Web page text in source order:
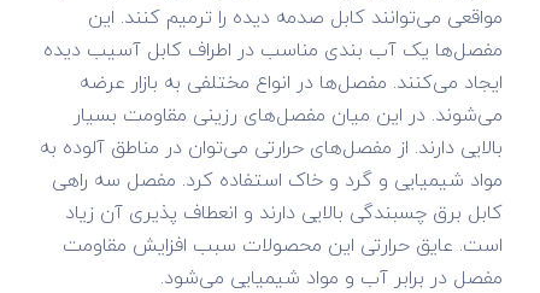
مواقعی می‌توانند کابل صدمه دیده را ترمیم کنند. این
مفصل‌ها یک آب بندی مناسب در اطراف کابل آسیب دیده
ایجاد می‌کنند. مفصل‌ها در انواع مختلفی به بازار عرضه
می‌شوند. در این میان مفصل‌های رزینی مقاومت بسیار
بالایی دارند. از مفصل‌های حرارتی می‌توان در مناطق آلوده به
مواد شیمیایی و گرد و خاک استفاده کرد. مفصل سه راهی
کابل برق چسبندگی بالایی دارند و انعطاف پذیری آن زیاد
است. عایق حرارتی این محصولات سبب افزایش مقاومت
مفصل در برابر آب و مواد شیمیایی می‌شود.